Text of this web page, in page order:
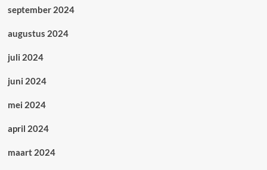
september 2024
augustus 2024
juli 2024
juni 2024
mei 2024
april 2024
maart 2024